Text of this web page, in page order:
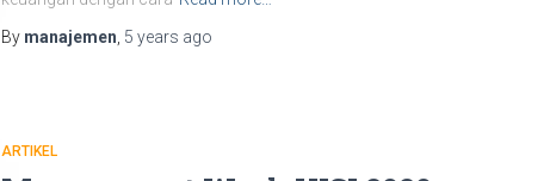
By manajemen 5 years ago
ARTIKEL